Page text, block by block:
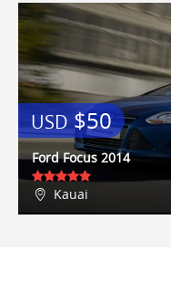
USD $50
Ford Focus 2014
Kauai